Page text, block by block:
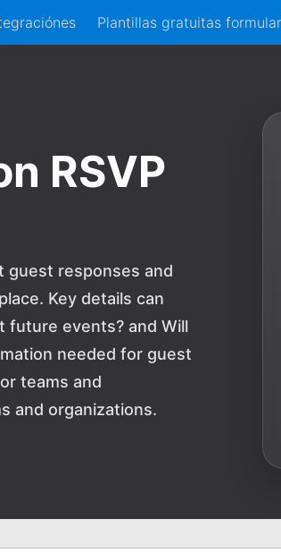
Plantillas gratuitas
RSVP
guest responses and
Key details can
future events? and Will
needed for guest
teams and
and organizations.